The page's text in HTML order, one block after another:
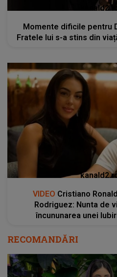
kanald2.ro
Momente dificile pentru
Fratele lui s-a stins din
VIDEO Cristiano
Rodriguez: Nunta de
încununarea unei
RECOMANDĂRI